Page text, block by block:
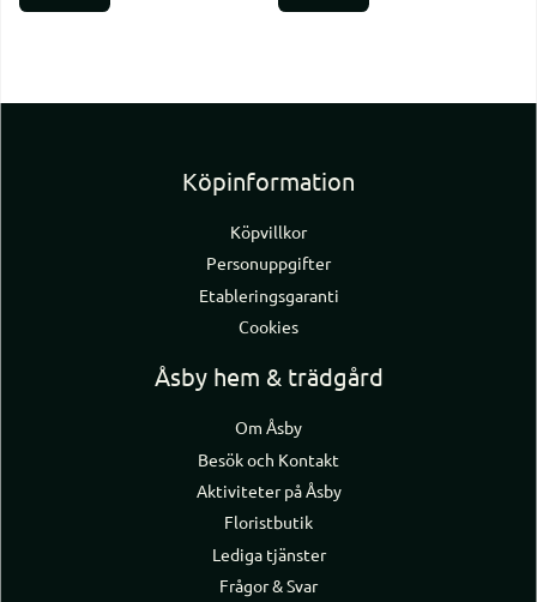
Köpinformation
Köpvillkor
Personuppgifter
Etableringsgaranti
Cookies
Åsby hem & trädgård
Om Åsby
Besök och Kontakt
Aktiviteter på Åsby
Floristbutik
Lediga tjänster
Frågor & Svar